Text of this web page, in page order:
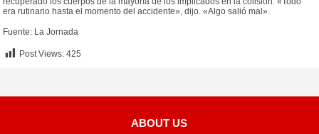
era rutinario hasta el momento del accidente», dijo. «Algo salió mal».
Fuente: La Jornada
Post Views: 425
ABOUT US